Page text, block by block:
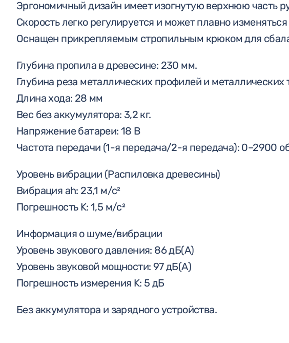
Эргономичный дизайн имеет изогнутую верхнюю часть
Скорость легко регулируется и может плавно
Оснащен прикрепляемым стропильным крюком для
Глубина пропила в древесине: 230 мм.
Глубина реза металлических профилей и металлических
Длина хода: 28 мм
Вес без аккумулятора: 3,2 кг.
Напряжение батареи: 18 В
Частота передачи (1-я передача/2-я передача): 0–2900
Уровень вибрации (Распиловка древесины)
Вибрация ah: 23,1 м/с²
Погрешность K: 1,5 м/с²
Информация о шуме/вибрации
Уровень звукового давления: 86 дБ(А)
Уровень звуковой мощности: 97 дБ(А)
Погрешность измерения K: 5 дБ
Без аккумулятора и зарядного устройства.